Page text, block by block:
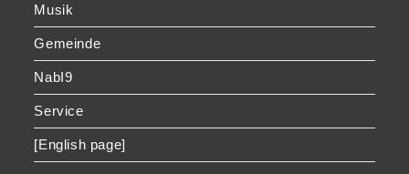
Musik
Gemeinde
NabI9
Service
[English page]